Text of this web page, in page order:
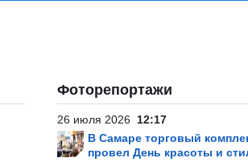
Фоторепортажи
26 июля 2026 12:17
В Самаре торговый
провел День красоты и